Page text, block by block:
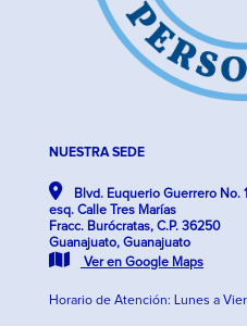
NUESTRA SEDE
Blvd. Euquerio Guerrero No.
esq. Calle Tres Marías
Fracc. Burócratas, C.P. 36250
Guanajuato, Guanajuato
Ver en Google Maps
Horario de Atención: Lunes a